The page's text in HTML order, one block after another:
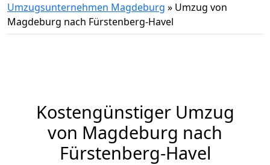
Umzugsunternehmen Magdeburg » Umzug von
Magdeburg nach Fürstenberg-Havel
Kostengünstiger Umzug
von Magdeburg nach
Fürstenberg-Havel